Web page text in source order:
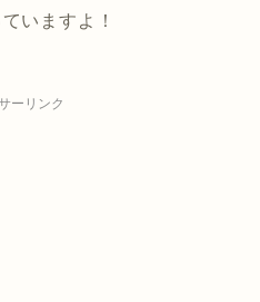
いますよ！
ーリンク